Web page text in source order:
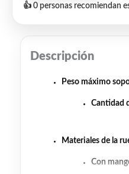
👍 0 personas recomiendan
Descripción
Peso máximo
Cantidad
Materiales de la
Con